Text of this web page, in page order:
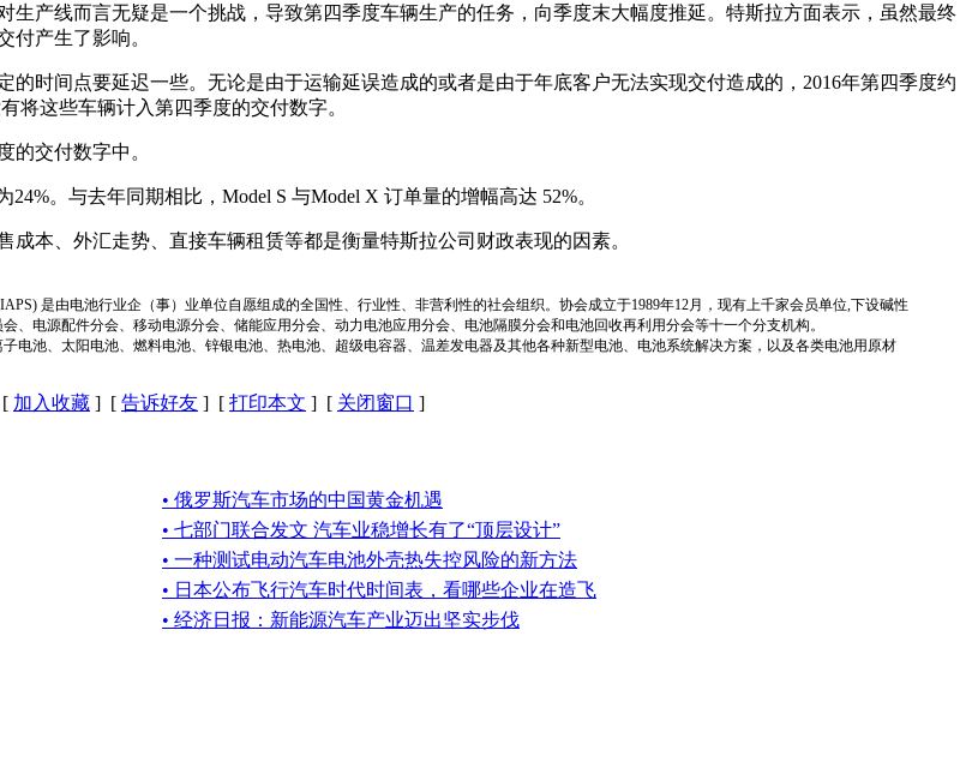
生产线而言无疑是一个挑战，导致第四季度车辆生产的任务，向季度末大幅度推延。特斯拉方面表示，虽然最终
付产生了影响。
时间点要延迟一些。无论是由于运输延误造成的或者是由于年底客户无法实现交付造成的，2016年第四季度约
将这些车辆计入第四季度的交付数字。
的交付数字中。
。与去年同期相比，Model S 与Model X 订单量的增幅高达 52%。
本、外汇走势、直接车辆租赁等都是衡量特斯拉公司财政表现的因素。
是由电池行业企（事）业单位自愿组成的全国性、行业性、非营利性的社会组织。协会成立于1989年12月，现有上千家会员单位,下设碱性
电源配件分会、移动电源分会、储能应用分会、动力电池应用分会、电池隔膜分会和电池回收再利用分会等十一个分支机构。
电池、太阳电池、燃料电池、锌银电池、热电池、超级电容器、温差发电器及其他各种新型电池、电池系统解决方案，以及各类电池用原材
加入收藏 ] [ 告诉好友 ] [ 打印本文 ] [ 关闭窗口 ]
• 俄罗斯汽车市场的中国黄金机遇
• 七部门联合发文 汽车业稳增长有了“顶层设计”
• 一种测试电动汽车电池外壳热失控风险的新方法
• 日本公布飞行汽车时代时间表，看哪些企业在造飞
• 经济日报：新能源汽车产业迈出坚实步伐